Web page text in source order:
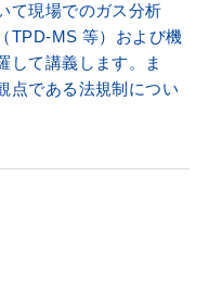
て現場でのガス分析
TPD-MS 等）および機
して講義します。ま
点である法規制につい